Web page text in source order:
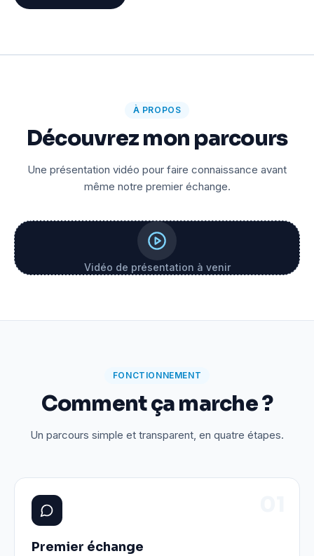
À PROPOS
Découvrez mon parcours
Une présentation vidéo pour faire connaissance avant
même notre premier échange.
Vidéo de présentation à venir
FONCTIONNEMENT
Comment ça marche ?
Un parcours simple et transparent, en quatre étapes.
Premier échange